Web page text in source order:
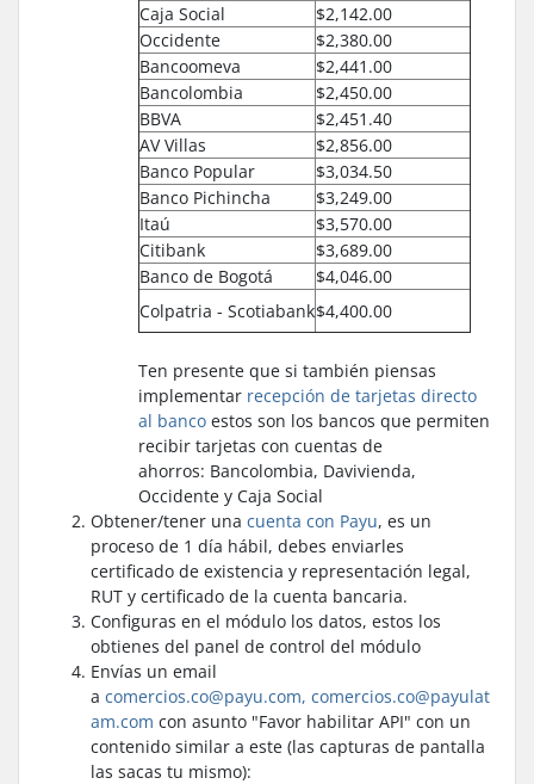
Caja Social
$2,142.00
Occidente
$2,380.00
Bancoomeva
$2,441.00
Bancolombia
$2,450.00
BBVA
$2,451.40
AV Villas
$2,856.00
Banco Popular
$3,034.50
Banco Pichincha
$3,249.00
Itaú
$3,570.00
Citibank
$3,689.00
Banco de Bogotá
$4,046.00
Colpatria - Scotiabank$4,400.00
Ten presente que si también piensas
implementar recepción de tarjetas directo
al banco estos son los bancos que permiten
recibir tarjetas con cuentas de
ahorros: Bancolombia, Davivienda,
Occidente y Caja Social
Obtener/tener una cuenta con Payu, es un
proceso de 1 día hábil, debes enviarles
certificado de existencia y representación legal,
RUT y certificado de la cuenta bancaria.
Configuras en el módulo los datos, estos los
obtienes del panel de control del módulo
Envías un email
a comercios.co@payu.com, comercios.co@payulat
am.com con asunto "Favor habilitar API" con un
contenido similar a este (las capturas de pantalla
las sacas tu mismo):